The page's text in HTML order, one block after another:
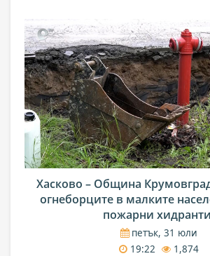
Хасково – Община
огнеборците в малките
пожарни хидранти
петък, 31 юли
19:22
1,874